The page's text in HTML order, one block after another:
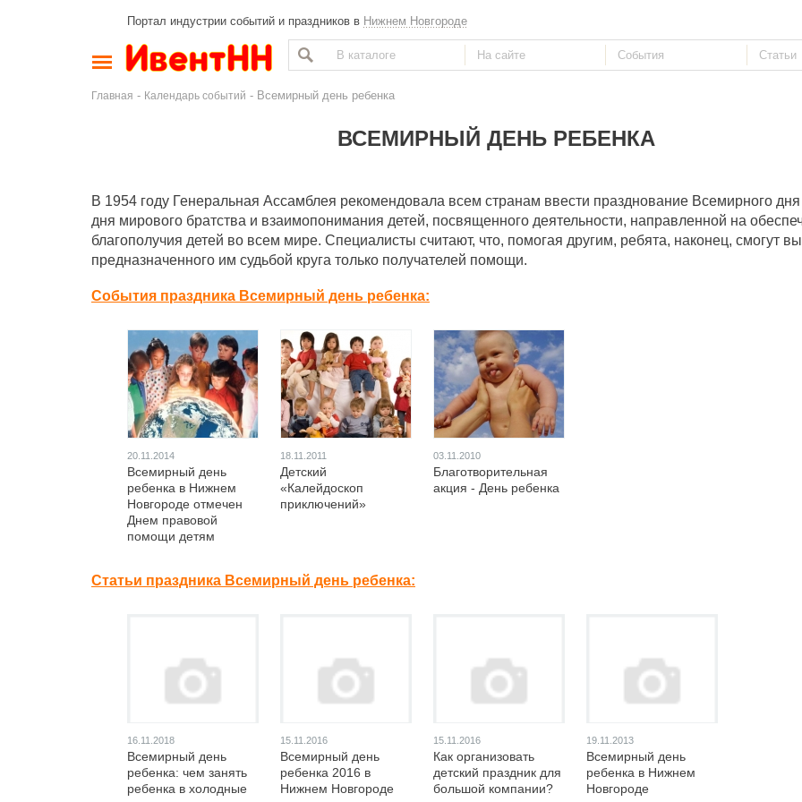
Портал индустрии событий и праздников в Нижнем Новгороде
Главная - Календарь событий - Всемирный день ребенка
ВСЕМИРНЫЙ ДЕНЬ РЕБЕНКА
В 1954 году Генеральная Ассамблея рекомендовала всем странам ввести празднование Всемирного дня
дня мирового братства и взаимопонимания детей, посвященного деятельности, направленной на
благополучия детей во всем мире. Специалисты считают, что, помогая другим, ребята, наконец, смогут
предназначенного им судьбой круга только получателей помощи.
События праздника Всемирный день ребенка:
20.11.2014
Всемирный день
ребенка в Нижнем
Новгороде отмечен
Днем правовой
помощи детям
18.11.2011
Детский
«Калейдоскоп
приключений»
03.11.2010
Благотворительная
акция - День ребенка
Статьи праздника Всемирный день ребенка:
16.11.2018
Всемирный день
ребенка: чем занять
ребенка в холодные
15.11.2016
Всемирный день
ребенка 2016 в
Нижнем Новгороде
15.11.2016
Как организовать
детский праздник для
большой компании?
19.11.2013
Всемирный день
ребенка в Нижнем
Новгороде